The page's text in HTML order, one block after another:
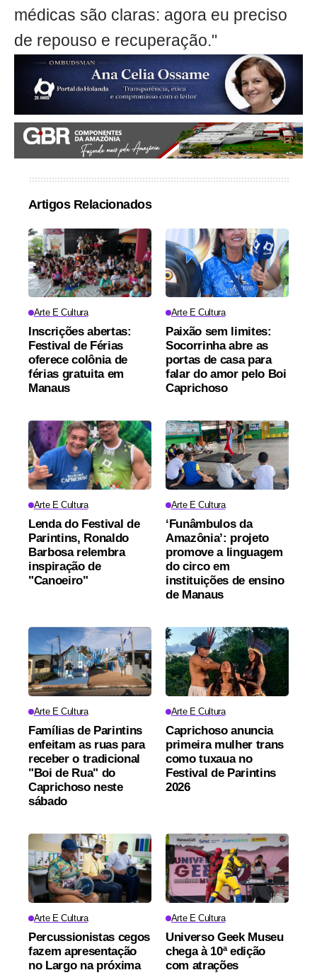
médicas são claras: agora eu preciso
de repouso e recuperação."
Artigos Relacionados
Arte E Cultura
Inscrições abertas:
Festival de Férias
oferece colônia de
férias gratuita em
Manaus
Arte E Cultura
Paixão sem limites:
Socorrinha abre as
portas de casa para
falar do amor pelo Boi
Caprichoso
Arte E Cultura
Lenda do Festival de
Parintins, Ronaldo
Barbosa relembra
inspiração de
"Canoeiro"
Arte E Cultura
‘Funâmbulos da
Amazônia’: projeto
promove a linguagem
do circo em
instituições de ensino
de Manaus
Arte E Cultura
Famílias de Parintins
enfeitam as ruas para
receber o tradicional
"Boi de Rua" do
Caprichoso neste
sábado
Arte E Cultura
Caprichoso anuncia
primeira mulher trans
como tuxaua no
Festival de Parintins
2026
Arte E Cultura
Percussionistas cegos
fazem apresentação
no Largo na próxima
Arte E Cultura
Universo Geek Museu
chega à 10ª edição
com atrações